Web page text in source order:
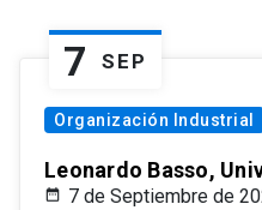
7 SEP
Organización Industrial
Leonardo Basso,
7 de Septiembre de